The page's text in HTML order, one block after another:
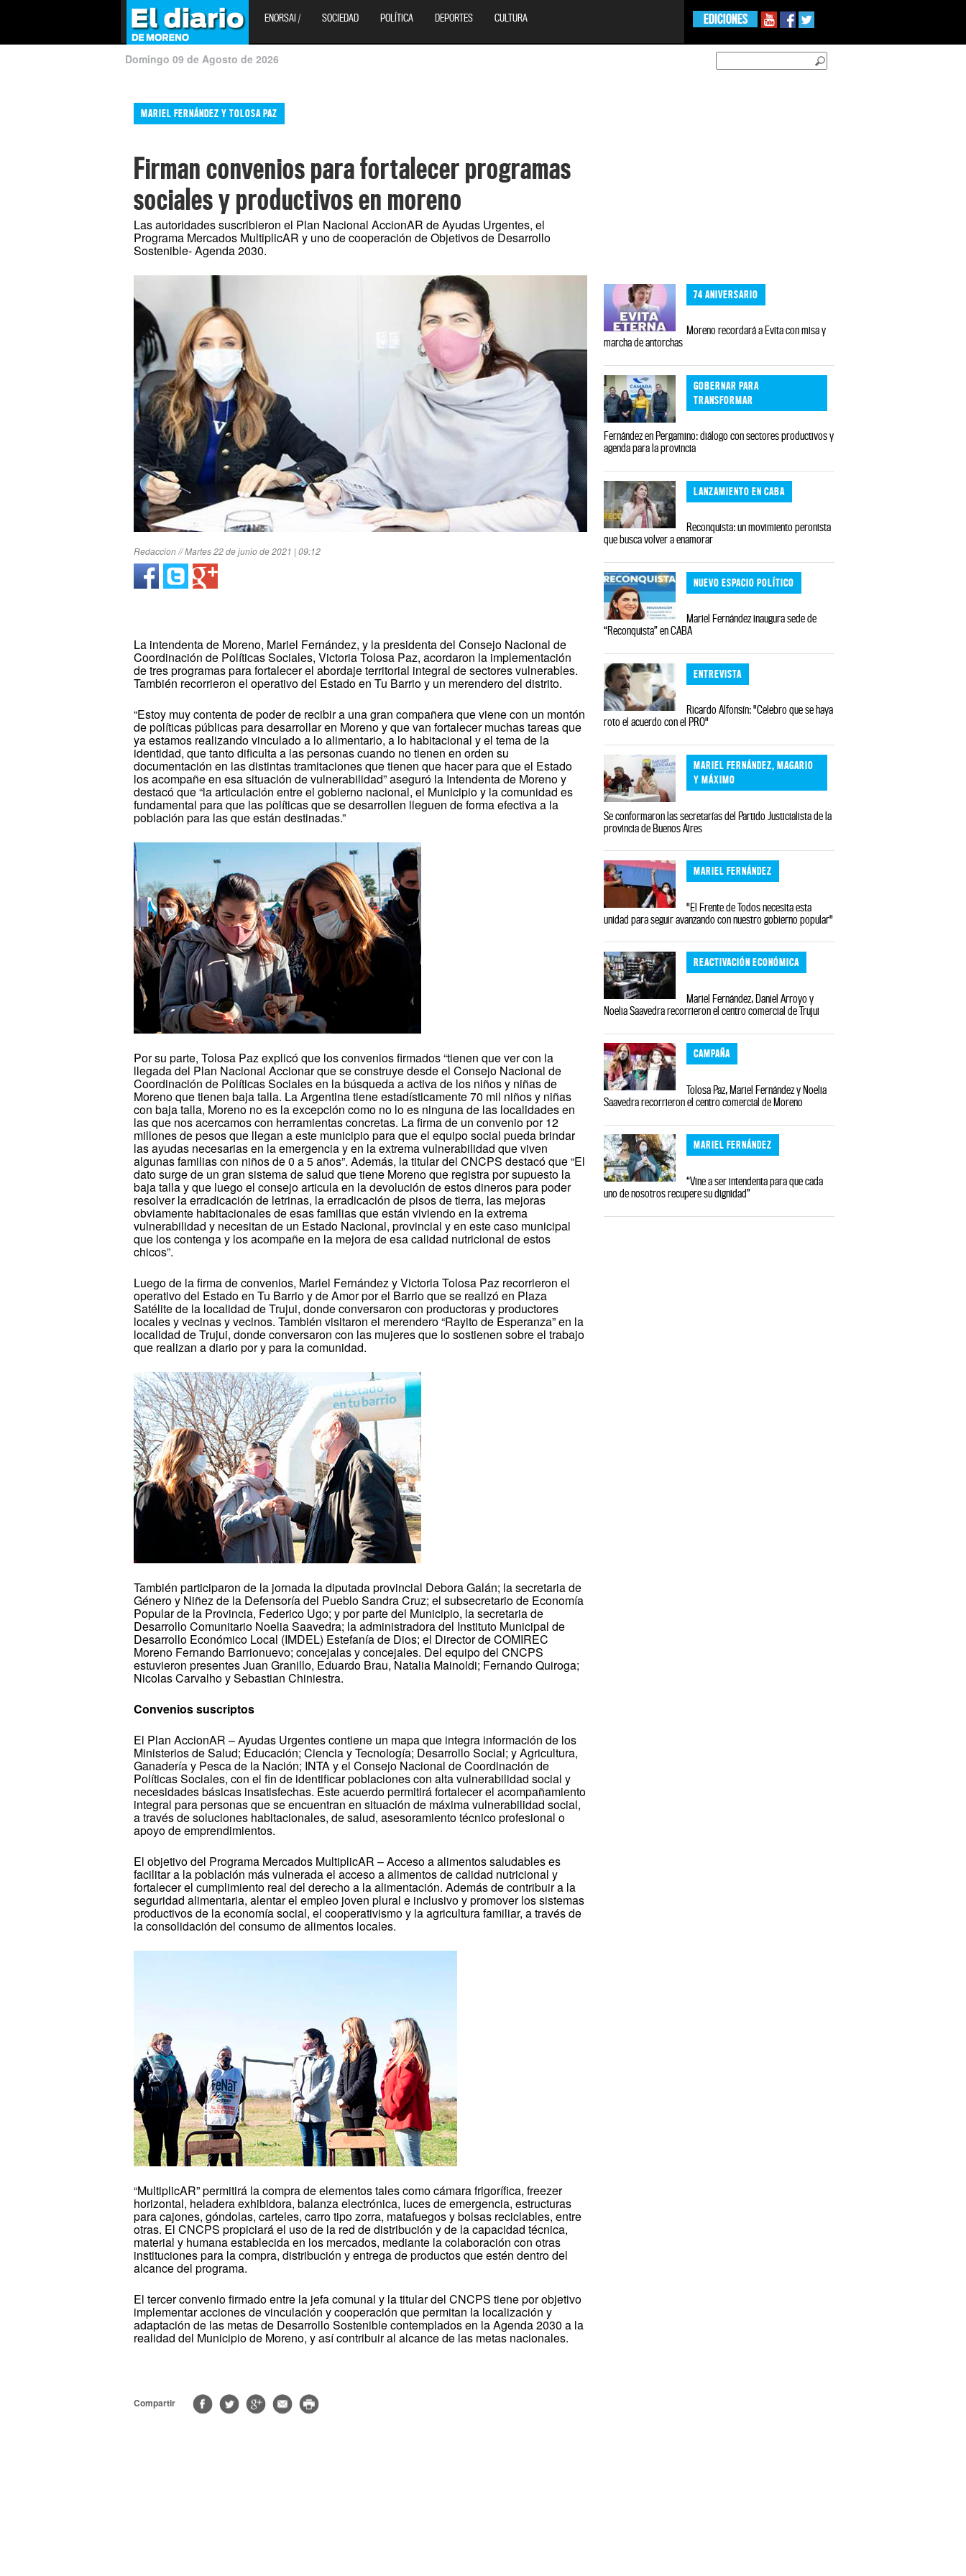
ENORSAI / SOCIEDAD POLÍTICA DEPORTES CULTURA EDICIONES
Domingo 09 de Agosto de 2026
MARIEL FERNÁNDEZ Y TOLOSA PAZ
Firman convenios para fortalecer programas
sociales y productivos en moreno
Las autoridades suscribieron el Plan Nacional AccionAR de Ayudas Urgentes, el
Programa Mercados MultiplicAR y uno de cooperación de Objetivos de Desarrollo
Sostenible- Agenda 2030.
Redaccion // Martes 22 de junio de 2021 | 09:12
La intendenta de Moreno, Mariel Fernández, y la presidenta del Consejo Nacional de
Coordinación de Políticas Sociales, Victoria Tolosa Paz, acordaron la implementación
de tres programas para fortalecer el abordaje territorial integral de sectores vulnerables.
También recorrieron el operativo del Estado en Tu Barrio y un merendero del distrito.
“Estoy muy contenta de poder de recibir a una gran compañera que viene con un montón
de políticas públicas para desarrollar en Moreno y que van fortalecer muchas tareas que
ya estamos realizando vinculado a lo alimentario, a lo habitacional y el tema de la
identidad, que tanto dificulta a las personas cuando no tienen en orden su
documentación en las distintas tramitaciones que tienen que hacer para que el Estado
los acompañe en esa situación de vulnerabilidad” aseguró la Intendenta de Moreno y
destacó que “la articulación entre el gobierno nacional, el Municipio y la comunidad es
fundamental para que las políticas que se desarrollen lleguen de forma efectiva a la
población para las que están destinadas.”
Por su parte, Tolosa Paz explicó que los convenios firmados “tienen que ver con la
llegada del Plan Nacional Accionar que se construye desde el Consejo Nacional de
Coordinación de Políticas Sociales en la búsqueda a activa de los niños y niñas de
Moreno que tienen baja talla. La Argentina tiene estadísticamente 70 mil niños y niñas
con baja talla, Moreno no es la excepción como no lo es ninguna de las localidades en
las que nos acercamos con herramientas concretas. La firma de un convenio por 12
millones de pesos que llegan a este municipio para que el equipo social pueda brindar
las ayudas necesarias en la emergencia y en la extrema vulnerabilidad que viven
algunas familias con niños de 0 a 5 años”. Además, la titular del CNCPS destacó que “El
dato surge de un gran sistema de salud que tiene Moreno que registra por supuesto la
baja talla y que luego el consejo articula en la devolución de estos dineros para poder
resolver la erradicación de letrinas, la erradicación de pisos de tierra, las mejoras
obviamente habitacionales de esas familias que están viviendo en la extrema
vulnerabilidad y necesitan de un Estado Nacional, provincial y en este caso municipal
que los contenga y los acompañe en la mejora de esa calidad nutricional de estos
chicos”.
Luego de la firma de convenios, Mariel Fernández y Victoria Tolosa Paz recorrieron el
operativo del Estado en Tu Barrio y de Amor por el Barrio que se realizó en Plaza
Satélite de la localidad de Trujui, donde conversaron con productoras y productores
locales y vecinas y vecinos. También visitaron el merendero “Rayito de Esperanza” en la
localidad de Trujui, donde conversaron con las mujeres que lo sostienen sobre el trabajo
que realizan a diario por y para la comunidad.
También participaron de la jornada la diputada provincial Debora Galán; la secretaria de
Género y Niñez de la Defensoría del Pueblo Sandra Cruz; el subsecretario de Economía
Popular de la Provincia, Federico Ugo; y por parte del Municipio, la secretaria de
Desarrollo Comunitario Noelia Saavedra; la administradora del Instituto Municipal de
Desarrollo Económico Local (IMDEL) Estefanía de Dios; el Director de COMIREC
Moreno Fernando Barrionuevo; concejalas y concejales. Del equipo del CNCPS
estuvieron presentes Juan Granillo, Eduardo Brau, Natalia Mainoldi; Fernando Quiroga;
Nicolas Carvalho y Sebastian Chiniestra.
Convenios suscriptos
El Plan AccionAR – Ayudas Urgentes contiene un mapa que integra información de los
Ministerios de Salud; Educación; Ciencia y Tecnología; Desarrollo Social; y Agricultura,
Ganadería y Pesca de la Nación; INTA y el Consejo Nacional de Coordinación de
Políticas Sociales, con el fin de identificar poblaciones con alta vulnerabilidad social y
necesidades básicas insatisfechas. Este acuerdo permitirá fortalecer el acompañamiento
integral para personas que se encuentran en situación de máxima vulnerabilidad social,
a través de soluciones habitacionales, de salud, asesoramiento técnico profesional o
apoyo de emprendimientos.
El objetivo del Programa Mercados MultiplicAR – Acceso a alimentos saludables es
facilitar a la población más vulnerada el acceso a alimentos de calidad nutricional y
fortalecer el cumplimiento real del derecho a la alimentación. Además de contribuir a la
seguridad alimentaria, alentar el empleo joven plural e inclusivo y promover los sistemas
productivos de la economía social, el cooperativismo y la agricultura familiar, a través de
la consolidación del consumo de alimentos locales.
“MultiplicAR” permitirá la compra de elementos tales como cámara frigorífica, freezer
horizontal, heladera exhibidora, balanza electrónica, luces de emergencia, estructuras
para cajones, góndolas, carteles, carro tipo zorra, matafuegos y bolsas reciclables, entre
otras. El CNCPS propiciará el uso de la red de distribución y de la capacidad técnica,
material y humana establecida en los mercados, mediante la colaboración con otras
instituciones para la compra, distribución y entrega de productos que estén dentro del
alcance del programa.
El tercer convenio firmado entre la jefa comunal y la titular del CNCPS tiene por objetivo
implementar acciones de vinculación y cooperación que permitan la localización y
adaptación de las metas de Desarrollo Sostenible contemplados en la Agenda 2030 a la
realidad del Municipio de Moreno, y así contribuir al alcance de las metas nacionales.
Compartir
74 ANIVERSARIO
Moreno recordará a Evita con misa y
marcha de antorchas
GOBERNAR PARA
TRANSFORMAR
Fernández en Pergamino: diálogo con sectores productivos y
agenda para la provincia
LANZAMIENTO EN CABA
Reconquista: un movimiento peronista
que busca volver a enamorar
NUEVO ESPACIO POLÍTICO
Mariel Fernández inaugura sede de
“Reconquista” en CABA
ENTREVISTA
Ricardo Alfonsín: "Celebro que se haya
roto el acuerdo con el PRO"
MARIEL FERNÁNDEZ, MAGARIO
Y MÁXIMO
Se conformaron las secretarías del Partido Justicialista de la
provincia de Buenos Aires
MARIEL FERNÁNDEZ
"El Frente de Todos necesita esta
unidad para seguir avanzando con nuestro gobierno popular"
REACTIVACIÓN ECONÓMICA
Mariel Fernández, Daniel Arroyo y
Noelia Saavedra recorrieron el centro comercial de Trujui
CAMPAÑA
Tolosa Paz, Mariel Fernández y Noelia
Saavedra recorrieron el centro comercial de Moreno
MARIEL FERNÁNDEZ
“Vine a ser intendenta para que cada
uno de nosotros recupere su dignidad”